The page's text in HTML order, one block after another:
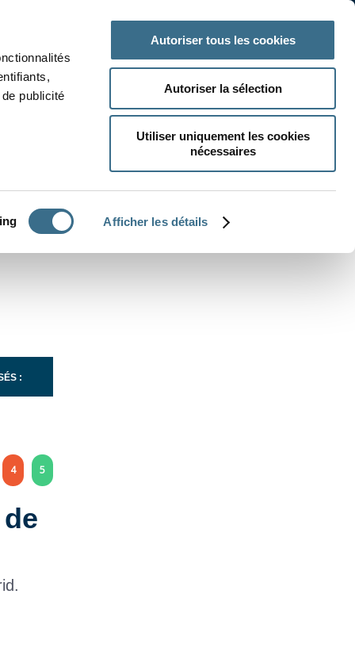
publicité
Afficher les détails
Autoriser tous les cookies
Autoriser la sélection
Utiliser uniquement les cookies
nécessaires
:
4 5